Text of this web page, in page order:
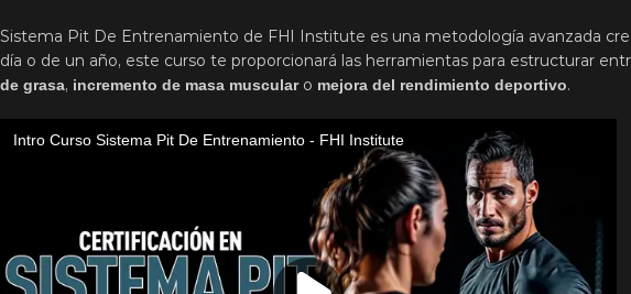
Sistema Pit De Entrenamiento de FHI Institute es una metodología avanzada
día o de un año, este curso te proporcionará las herramientas para estructurar
de grasa, incremento de masa muscularo mejora del rendimiento deportivo.